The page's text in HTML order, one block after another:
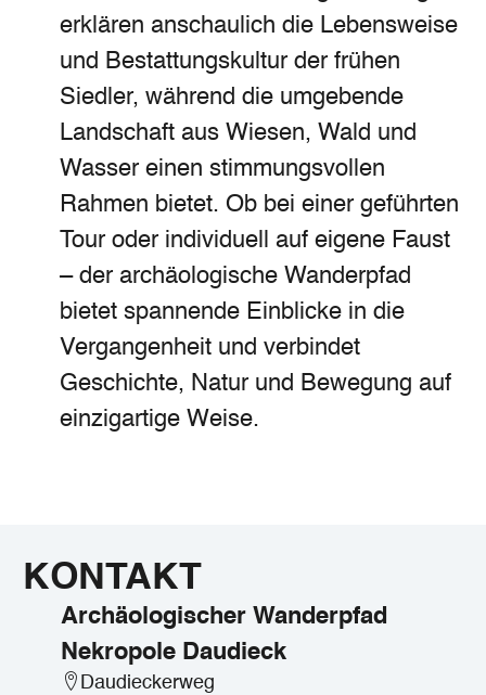
erklären anschaulich die Lebensweise
und Bestattungskultur der frühen
Siedler, während die umgebende
Landschaft aus Wiesen, Wald und
Wasser einen stimmungsvollen
Rahmen bietet. Ob bei einer geführten
Tour oder individuell auf eigene Faust
– der archäologische Wanderpfad
bietet spannende Einblicke in die
Vergangenheit und verbindet
Geschichte, Natur und Bewegung auf
einzigartige Weise.
KONTAKT
Archäologischer Wanderpfad
Nekropole Daudieck
Daudieckerweg